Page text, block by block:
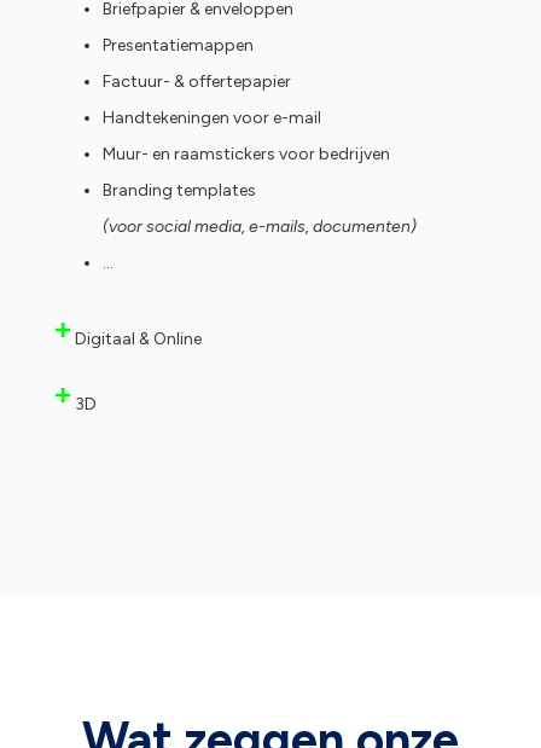
Briefpapier & enveloppen
Presentatiemappen
Factuur- & offertepapier
Handtekeningen voor e-mail
Muur- en raamstickers voor bedrijven
Branding templates
(voor social media, e-mails, documenten)
…
Digitaal & Online
3D